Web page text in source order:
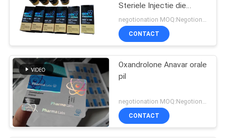
Steriele Injectie die
Farmaceutische
Verpakking drukt
CONTACT
Oxandrolone Anavar orale
pil
negotionation MOQ:Negotionation
CONTACT